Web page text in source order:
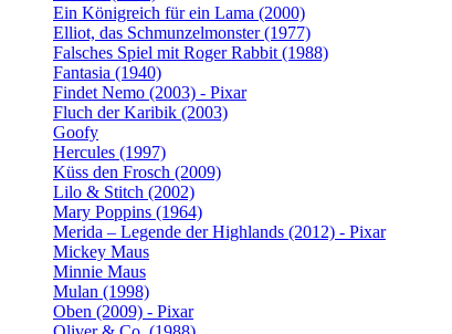
Ein Königreich für ein Lama (2000)
Elliot, das Schmunzelmonster (1977)
Falsches Spiel mit Roger Rabbit (1988)
Fantasia (1940)
Findet Nemo (2003) - Pixar
Fluch der Karibik (2003)
Goofy
Hercules (1997)
Küss den Frosch (2009)
Lilo & Stitch (2002)
Mary Poppins (1964)
Merida – Legende der Highlands (2012) - Pixar
Mickey Maus
Minnie Maus
Mulan (1998)
Oben (2009) - Pixar